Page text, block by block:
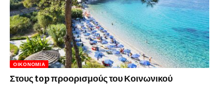
ΟΙΚΟΝΟΜΊΑ
Στους top προορισμούς του Κοινωνικού